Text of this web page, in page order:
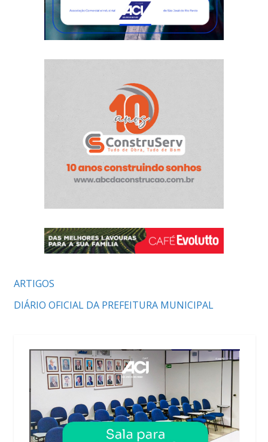
ARTIGOS
DIÁRIO OFICIAL DA PREFEITURA MUNICIPAL